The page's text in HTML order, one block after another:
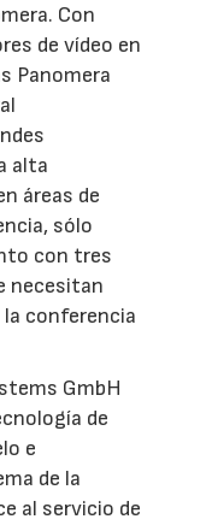
Con
de vídeo en
Panomera
alta
áreas de
sólo
con tres
necesitan
conferencia
GmbH
de
e
de la
al servicio de